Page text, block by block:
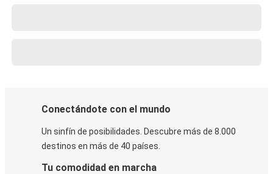
Conectándote con el mundo
Un sinfín de posibilidades. Descubre más de 8.000
destinos en más de 40 países.
Tu comodidad en marcha